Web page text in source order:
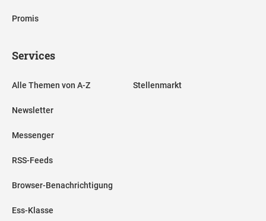
Promis
Services
Alle Themen von A-Z
Newsletter
Messenger
RSS-Feeds
Browser-Benachrichtigung
Ess-Klasse
Stellenmarkt